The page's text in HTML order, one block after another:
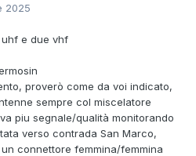
2025
e due vhf
proverò come da voi indicato,
sempre col miscelatore
piu segnale/qualità monitorando
verso contrada San Marco,
connettore femmina/femmina